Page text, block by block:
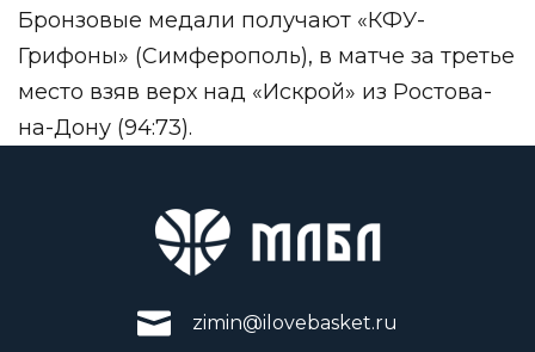
Бронзовые медали получают «КФУ-
Грифоны» (Симферополь), в матче за третье
место взяв верх над «Искрой» из Ростова-
на-Дону (94:73).
zimin@ilovebasket.ru